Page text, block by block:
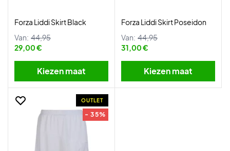
Forza Liddi Skirt Black
Van: 44,95
29,00 €
Kiezen maat
Forza Liddi Skirt Poseidon
Van: 44,95
31,00 €
Kiezen maat
OUTLET
- 35%